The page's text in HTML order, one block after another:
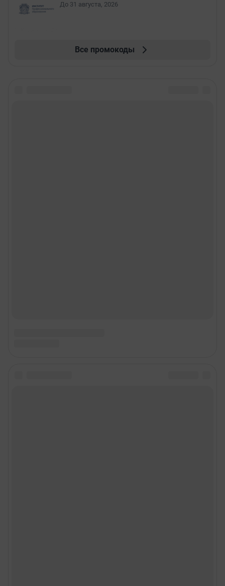
До 31 августа, 2026
Все промокоды